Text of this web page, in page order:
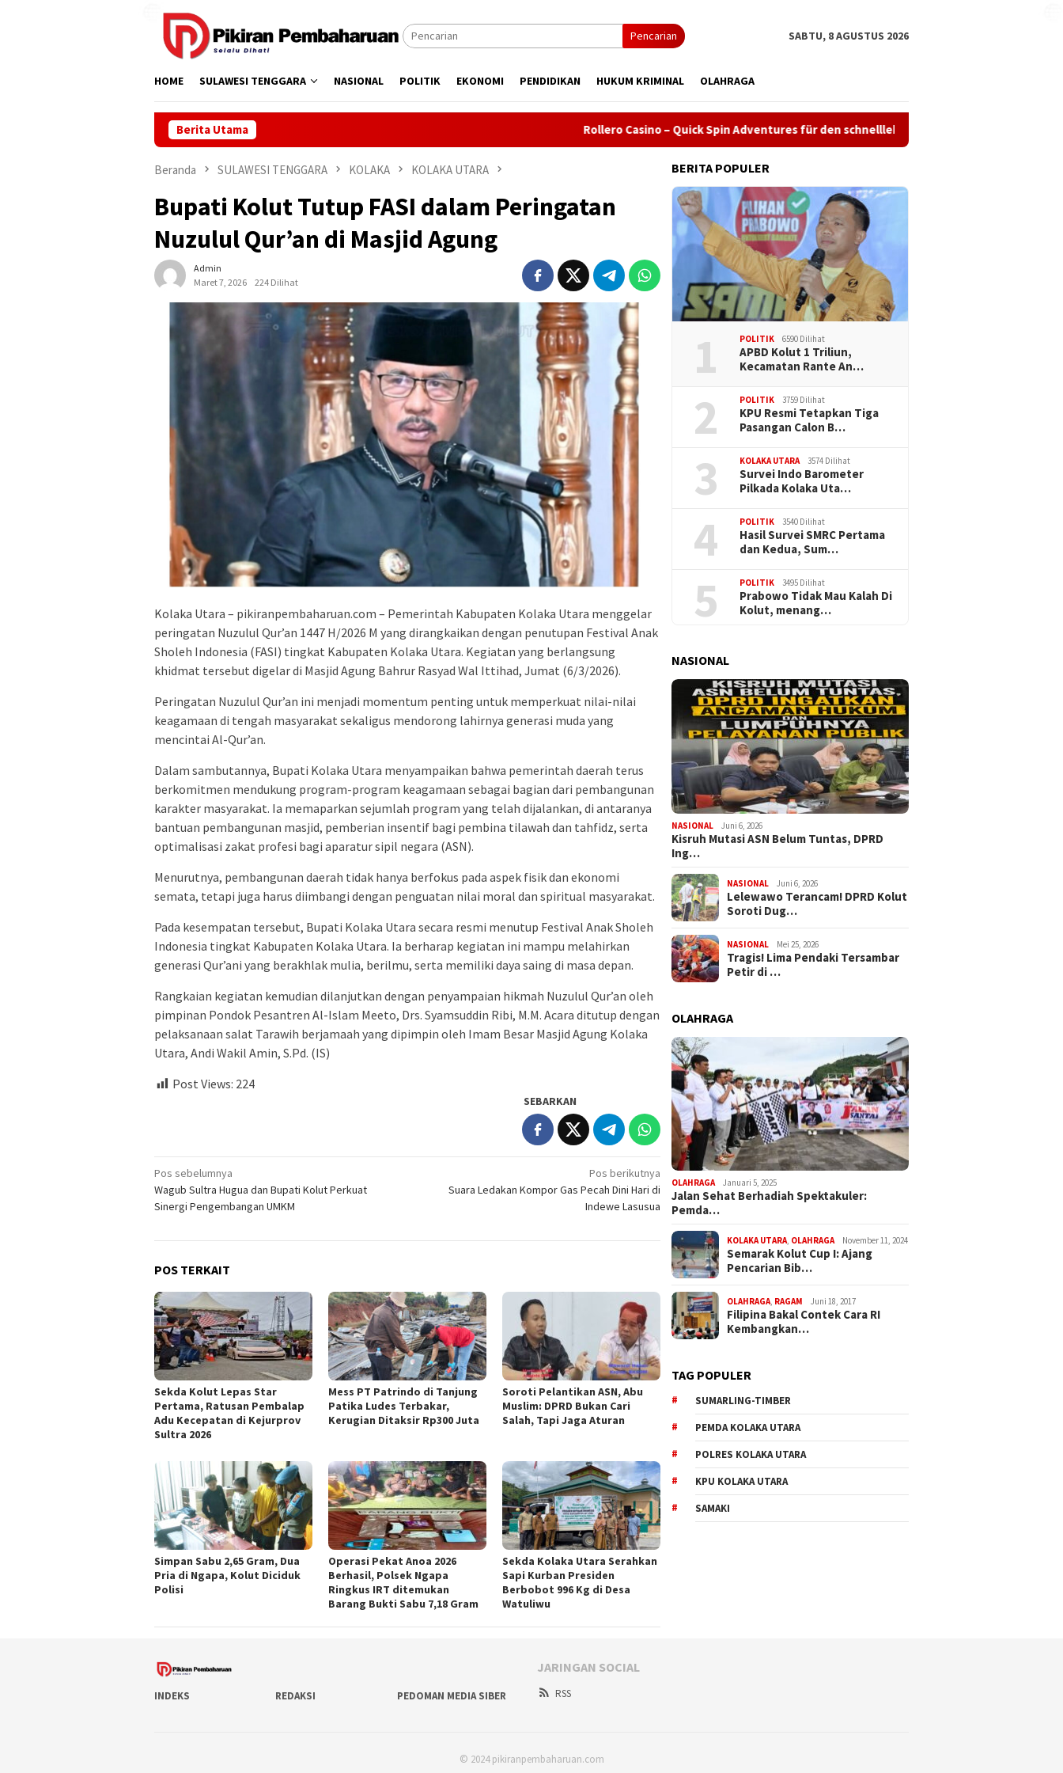
Pencarian SABTU, 8 AGUSTUS 2026
HOME SULAWESI TENGGARA NASIONAL POLITIK EKONOMI PENDIDIKAN HUKUM KRIMINAL OLAHRAGA
Berita Utama Rollero Casino – Quick Spin Adventures für den schnelllebigen Spieler
Beranda SULAWESI TENGGARA KOLAKA KOLAKA UTARA
Bupati Kolut Tutup FASI dalam Peringatan
Nuzulul Qur’an di Masjid Agung
Admin
Maret 7, 2026
224 Dilihat
Kolaka Utara – pikiranpembaharuan.com – Pemerintah Kabupaten Kolaka Utara menggelar
peringatan Nuzulul Qur’an 1447 H/2026 M yang dirangkaikan dengan penutupan Festival Anak
Sholeh Indonesia (FASI) tingkat Kabupaten Kolaka Utara. Kegiatan yang berlangsung
khidmat tersebut digelar di Masjid Agung Bahrur Rasyad Wal Ittihad, Jumat (6/3/2026).
Peringatan Nuzulul Qur’an ini menjadi momentum penting untuk memperkuat nilai-nilai
keagamaan di tengah masyarakat sekaligus mendorong lahirnya generasi muda yang
mencintai Al-Qur’an.
Dalam sambutannya, Bupati Kolaka Utara menyampaikan bahwa pemerintah daerah terus
berkomitmen mendukung program-program keagamaan sebagai bagian dari pembangunan
karakter masyarakat. Ia memaparkan sejumlah program yang telah dijalankan, di antaranya
bantuan pembangunan masjid, pemberian insentif bagi pembina tilawah dan tahfidz, serta
optimalisasi zakat profesi bagi aparatur sipil negara (ASN).
Menurutnya, pembangunan daerah tidak hanya berfokus pada aspek fisik dan ekonomi
semata, tetapi juga harus diimbangi dengan penguatan nilai moral dan spiritual masyarakat.
Pada kesempatan tersebut, Bupati Kolaka Utara secara resmi menutup Festival Anak Sholeh
Indonesia tingkat Kabupaten Kolaka Utara. Ia berharap kegiatan ini mampu melahirkan
generasi Qur’ani yang berakhlak mulia, berilmu, serta memiliki daya saing di masa depan.
Rangkaian kegiatan kemudian dilanjutkan dengan penyampaian hikmah Nuzulul Qur’an oleh
pimpinan Pondok Pesantren Al-Islam Meeto, Drs. Syamsuddin Ribi, M.M. Acara ditutup dengan
pelaksanaan salat Tarawih berjamaah yang dipimpin oleh Imam Besar Masjid Agung Kolaka
Utara, Andi Wakil Amin, S.Pd. (IS)
Post Views: 224
SEBARKAN
Navigasi
pos
Pos sebelumnya
Wagub Sultra Hugua dan Bupati Kolut Perkuat
Sinergi Pengembangan UMKM
Pos berikutnya
Suara Ledakan Kompor Gas Pecah Dini Hari di
Indewe Lasusua
POS TERKAIT
Sekda Kolut Lepas Star
Pertama, Ratusan Pembalap
Adu Kecepatan di Kejurprov
Sultra 2026
Mess PT Patrindo di Tanjung
Patika Ludes Terbakar,
Kerugian Ditaksir Rp300 Juta
Soroti Pelantikan ASN, Abu
Muslim: DPRD Bukan Cari
Salah, Tapi Jaga Aturan
Simpan Sabu 2,65 Gram, Dua
Pria di Ngapa, Kolut Diciduk
Polisi
Operasi Pekat Anoa 2026
Berhasil, Polsek Ngapa
Ringkus IRT ditemukan
Barang Bukti Sabu 7,18 Gram
Sekda Kolaka Utara Serahkan
Sapi Kurban Presiden
Berbobot 996 Kg di Desa
Watuliwu
BERITA POPULER
1 POLITIK 6590 Dilihat
APBD Kolut 1 Triliun,
Kecamatan Rante An…
2 POLITIK 3759 Dilihat
KPU Resmi Tetapkan Tiga
Pasangan Calon B…
3 KOLAKA UTARA 3574 Dilihat
Survei Indo Barometer
Pilkada Kolaka Uta…
4 POLITIK 3540 Dilihat
Hasil Survei SMRC Pertama
dan Kedua, Sum…
5 POLITIK 3495 Dilihat
Prabowo Tidak Mau Kalah Di
Kolut, menang…
NASIONAL
NASIONAL Juni 6, 2026
Kisruh Mutasi ASN Belum Tuntas, DPRD
Ing…
NASIONAL Juni 6, 2026
Lelewawo Terancam! DPRD Kolut
Soroti Dug…
NASIONAL Mei 25, 2026
Tragis! Lima Pendaki Tersambar
Petir di …
OLAHRAGA
OLAHRAGA Januari 5, 2025
Jalan Sehat Berhadiah Spektakuler:
Pemda…
KOLAKA UTARA, OLAHRAGA November 11, 2024
Semarak Kolut Cup I: Ajang
Pencarian Bib…
OLAHRAGA, RAGAM Juni 18, 2017
Filipina Bakal Contek Cara RI
Kembangkan…
TAG POPULER
SUMARLING-TIMBER
PEMDA KOLAKA UTARA
POLRES KOLAKA UTARA
KPU KOLAKA UTARA
SAMAKI
INDEKS REDAKSI PEDOMAN MEDIA SIBER
JARINGAN SOCIAL
RSS
© 2024 pikiranpembaharuan.com